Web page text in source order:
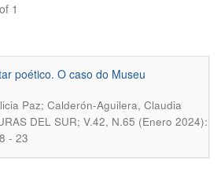
1
poético. O caso do Museu
Paz; Calderón-Aguilera, Claudia
DEL SUR; V.42, N.65 (Enero 2024):
- 23